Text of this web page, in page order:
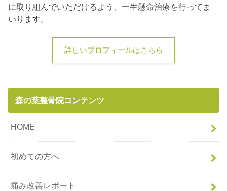
に取り組んでいただけるよう、一生懸命治療を行ってま
いります。
詳しいプロフィールはこちら
森の葉整骨院コンテンツ
HOME
初めての方へ
痛み改善レポート